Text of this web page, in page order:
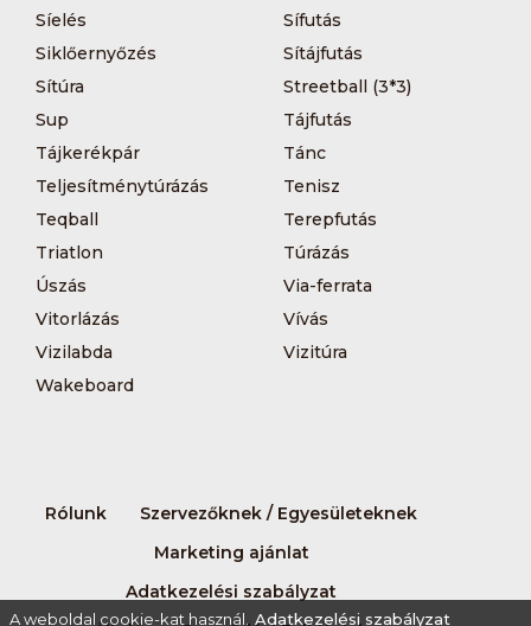
Síelés
Sífutás
Siklőernyőzés
Sítájfutás
Sítúra
Streetball (3*3)
Sup
Tájfutás
Tájkerékpár
Tánc
Teljesítménytúrázás
Tenisz
Teqball
Terepfutás
Triatlon
Túrázás
Úszás
Via-ferrata
Vitorlázás
Vívás
Vizilabda
Vizitúra
Wakeboard
Rólunk
Szervezőknek / Egyesületeknek
Marketing ajánlat
Adatkezelési szabályzat
A weboldal cookie-kat használ. Adatkezelési szabályzat